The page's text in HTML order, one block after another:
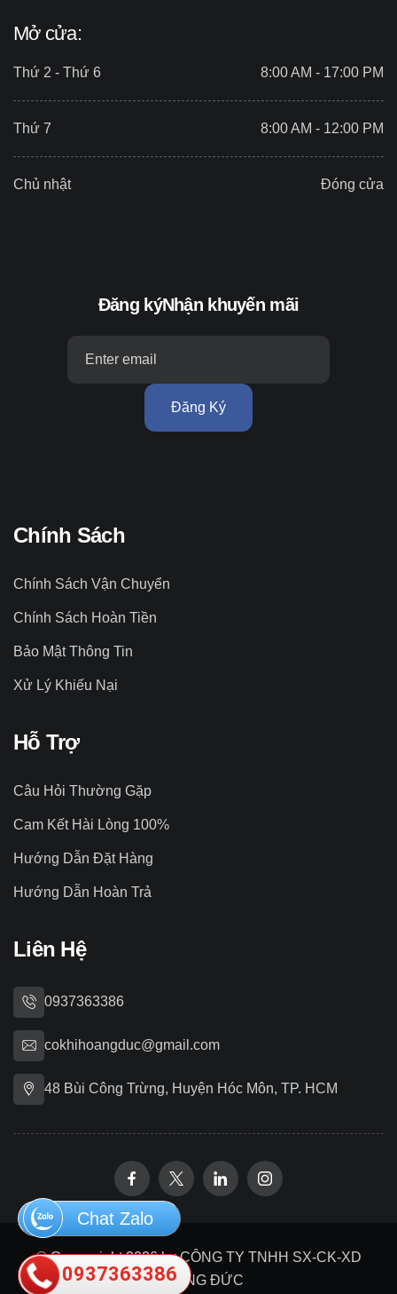
Mở cửa:
Thứ 2 - Thứ 6 8:00 AM - 17:00 PM
Thứ 7 8:00 AM - 12:00 PM
Chủ nhật Đóng cửa
Đăng kýNhận khuyến mãi
Đăng Ký
Chính Sách
Chính Sách Vận Chuyển
Chính Sách Hoàn Tiền
Bảo Mật Thông Tin
Xử Lý Khiếu Nại
Hỗ Trợ
Câu Hỏi Thường Gặp
Cam Kết Hài Lòng 100%
Hướng Dẫn Đặt Hàng
Hướng Dẫn Hoàn Trả
Liên Hệ
0937363386
cokhihoangduc@gmail.com
48 Bùi Công Trừng, Huyện Hóc Môn, TP. HCM
© Copywright 2026 by CÔNG TY TNHH SX-CK-XD
HOÀNG ĐỨC
Chat Zalo
0937363386